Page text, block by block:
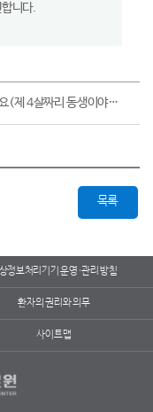
니다.
열이나고 목 아래부위가 아파요(제 4살짜리 동생이야기입니다.)
목록
정보처리기기 운영·관리 방침
환자의 권리와 의무
사이트맵